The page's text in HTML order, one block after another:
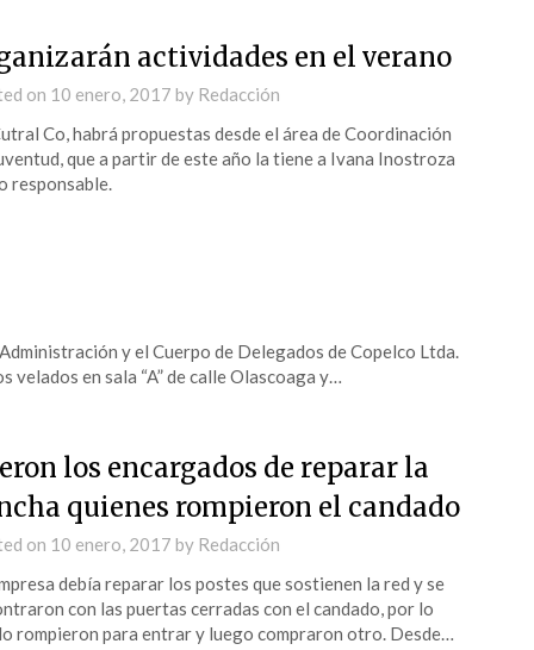
actividades en el verano
on 10 enero, 2017 by Redacción
Co, habrá propuestas desde el área de Coordinación
que a partir de este año la tiene a Ivana Inostroza
responsable.
y el Cuerpo de Delegados de Copelco Ltda.
en sala “A” de calle Olascoaga y…
los encargados de reparar la
quienes rompieron el candado
on 10 enero, 2017 by Redacción
debía reparar los postes que sostienen la red y se
con las puertas cerradas con el candado, por lo
rompieron para entrar y luego compraron otro. Desde…